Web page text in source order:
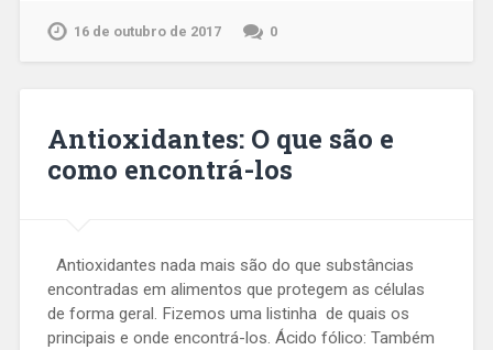
16 de outubro de 2017 0
Antioxidantes: O que são e
como encontrá-los
Antioxidantes nada mais são do que substâncias
encontradas em alimentos que protegem as células
de forma geral. Fizemos uma listinha de quais os
principais e onde encontrá-los. Ácido fólico: Também